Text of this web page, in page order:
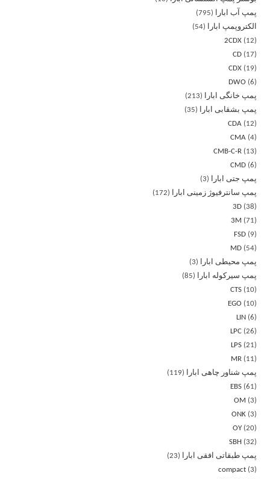
پمپ آب ابارا
795
الکتروپمپ ابارا
54
2CDX
12
CD
17
CDX
19
DWO
6
پمپ خانگی ابارا
213
پمپ بشقابی ابارا
35
CDA
12
CMA 4
CMB-C-R
13
CMD 6
پمپ جتی ابارا
3
پمپ سانترفیوژ زمینی ابارا
172
3D 38
3M
71
FSD
9
MD
54
پمپ محیطی ابارا
3
پمپ سیرکوله ابارا
85
CTS
10
EGO
10
LIN
6
LPC 26
LPS 21
MR
11
پمپ شناور چاهی ابارا
119
EBS 61
OM
3
ONK 3
OY 20
SBH
32
پمپ طبقاتی افقی ابارا
23
compact 3